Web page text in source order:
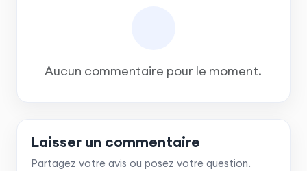
Aucun commentaire pour le moment.
Laisser un commentaire
Partagez votre avis ou posez votre question.